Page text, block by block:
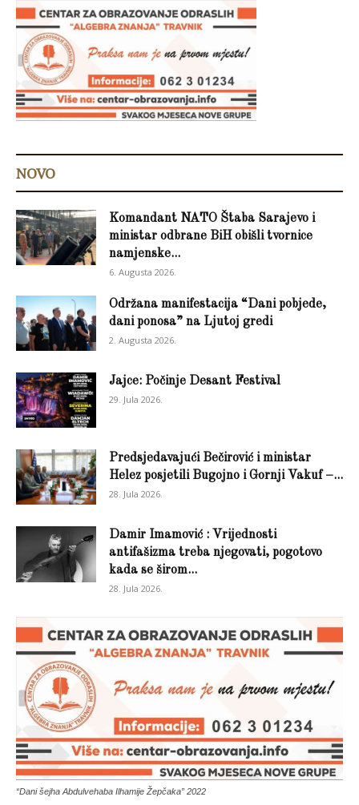
NOVO
Komandant NATO Štaba Sarajevo i
ministar odbrane BiH obišli tvornice
namjenske...
6. Augusta 2026.
Održana manifestacija “Dani pobjede,
dani ponosa” na Ljutoj gredi
2. Augusta 2026.
Jajce: Počinje Desant Festival
29. Jula 2026.
Predsjedavajući Bečirović i ministar
Helez posjetili Bugojno i Gornji Vakuf –...
28. Jula 2026.
Damir Imamović : Vrijednosti
antifašizma treba njegovati, pogotovo
kada se širom...
28. Jula 2026.
“Dani šejha Abdulvehaba Ilhamije Žepčaka” 2022